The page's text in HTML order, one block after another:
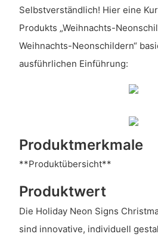
Selbstverständlich! Hier eine
Produkts „Weihnachts-
Weihnachts-Neonschildern“
ausführlichen Einführung:
Produktmerkmale
**Produktübersicht**
Produktwert
Die Holiday Neon Signs
sind innovative, individuell